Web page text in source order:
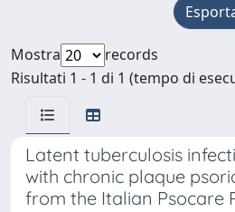
Mostra
records
Risultati 1 - 1 di 1 (tempo di
Latent tuberculosis
with chronic plaque
from the Italian Psocare